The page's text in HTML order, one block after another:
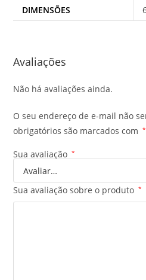
DIMENSÕES
Avaliações
Não há avaliações ainda.
O seu endereço de e-mail não
obrigatórios são marcados com
*
Sua avaliação *
Sua avaliação sobre o produto *